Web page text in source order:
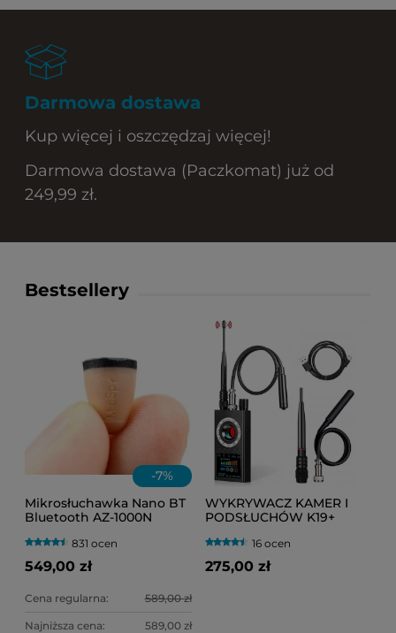
Darmowa dostawa
Kup więcej i oszczędzaj więcej!
Darmowa dostawa (Paczkomat) już od
249,99 zł.
Bestsellery
-7%
Mikrosłuchawka Nano BT
Bluetooth AZ-1000N
831 ocen
549,00 zł
Cena regularna: 589,00 zł
Najniższa cena: 589,00 zł
WYKRYWACZ KAMER I
PODSŁUCHÓW K19+
FI, RF, IR)16 ocen
275,00 zł